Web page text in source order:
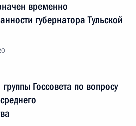
временно
губернатора Тульской
Госсовета по вопросу